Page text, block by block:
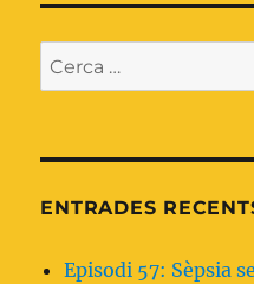
Cerca:
ENTRADES
Episodi 57: Sèpsia